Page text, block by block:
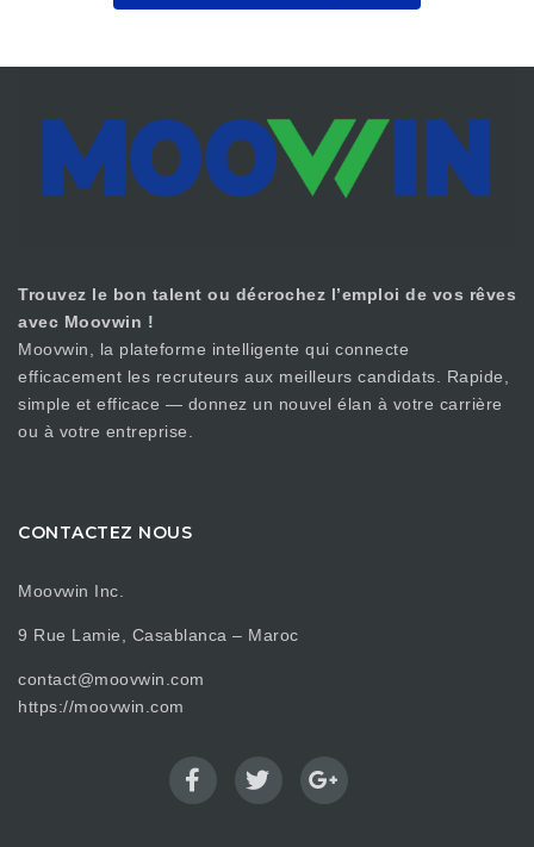
Trouvez le bon talent ou décrochez l’emploi de vos rêves
avec Moovwin !
Moovwin, la plateforme intelligente qui connecte
efficacement les recruteurs aux meilleurs candidats. Rapide,
simple et efficace — donnez un nouvel élan à votre carrière
ou à votre entreprise.
CONTACTEZ NOUS
Moovwin Inc.
9 Rue Lamie, Casablanca – Maroc
contact@moovwin.com
https://moovwin.com